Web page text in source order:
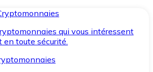
qui vous intéressent
toute sécurité.